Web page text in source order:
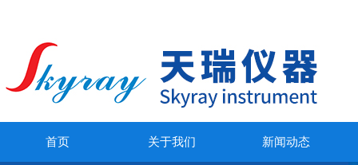
首页 关于我们 新闻动态